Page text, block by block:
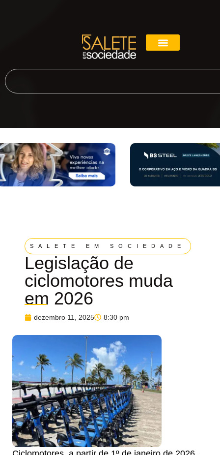
SALETE EM SOCIEDADE
Legislação de
ciclomotores muda
em 2026
dezembro 11, 2025 8:30 pm